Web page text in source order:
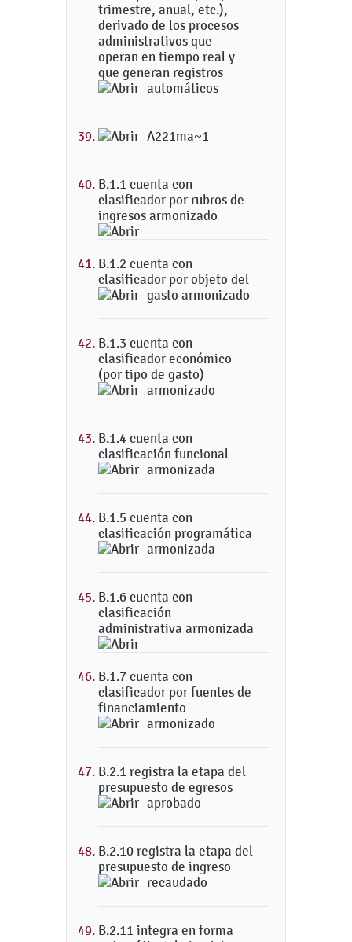
trimestre, anual, etc.),
derivado de los procesos
administrativos que
operan en tiempo real y
que generan registros
automáticos
A221ma~1
B.1.1 cuenta con
clasificador por rubros de
ingresos armonizado
B.1.2 cuenta con
clasificador por objeto del
gasto armonizado
B.1.3 cuenta con
clasificador económico
(por tipo de gasto)
armonizado
B.1.4 cuenta con
clasificación funcional
armonizada
B.1.5 cuenta con
clasificación programática
armonizada
B.1.6 cuenta con
clasificación
administrativa armonizada
B.1.7 cuenta con
clasificador por fuentes de
financiamiento
armonizado
B.2.1 registra la etapa del
presupuesto de egresos
aprobado
B.2.10 registra la etapa del
presupuesto de ingreso
recaudado
B.2.11 integra en forma